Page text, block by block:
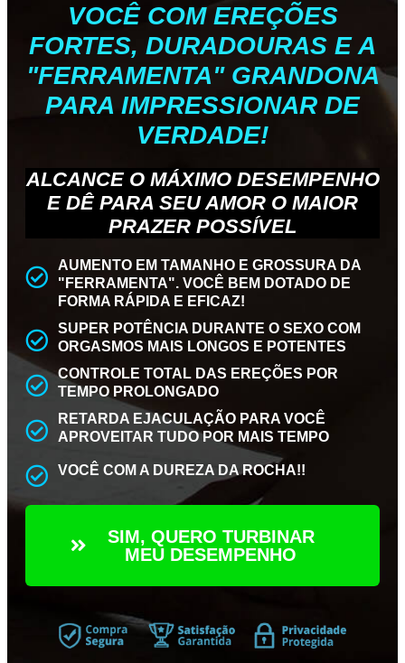
VOCÊ COM EREÇÕES
FORTES, DURADOURAS E A
"FERRAMENTA" GRANDONA
PARA IMPRESSIONAR DE
VERDADE!
ALCANCE O MÁXIMO DESEMPENHO
E DÊ PARA SEU AMOR O MAIOR
PRAZER POSSÍVEL
AUMENTO EM TAMANHO E GROSSURA DA
"FERRAMENTA". VOCÊ BEM DOTADO DE
FORMA RÁPIDA E EFICAZ!
SUPER POTÊNCIA DURANTE O SEXO COM
ORGASMOS MAIS LONGOS E POTENTES
CONTROLE TOTAL DAS EREÇÕES POR
TEMPO PROLONGADO
RETARDA EJACULAÇÃO PARA VOCÊ
APROVEITAR TUDO POR MAIS TEMPO
VOCÊ COM A DUREZA DA ROCHA!!
SIM, QUERO TURBINAR
MEU DESEMPENHO